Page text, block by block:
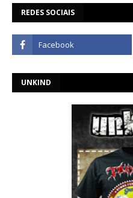
REDES SOCIAIS
UNKIND